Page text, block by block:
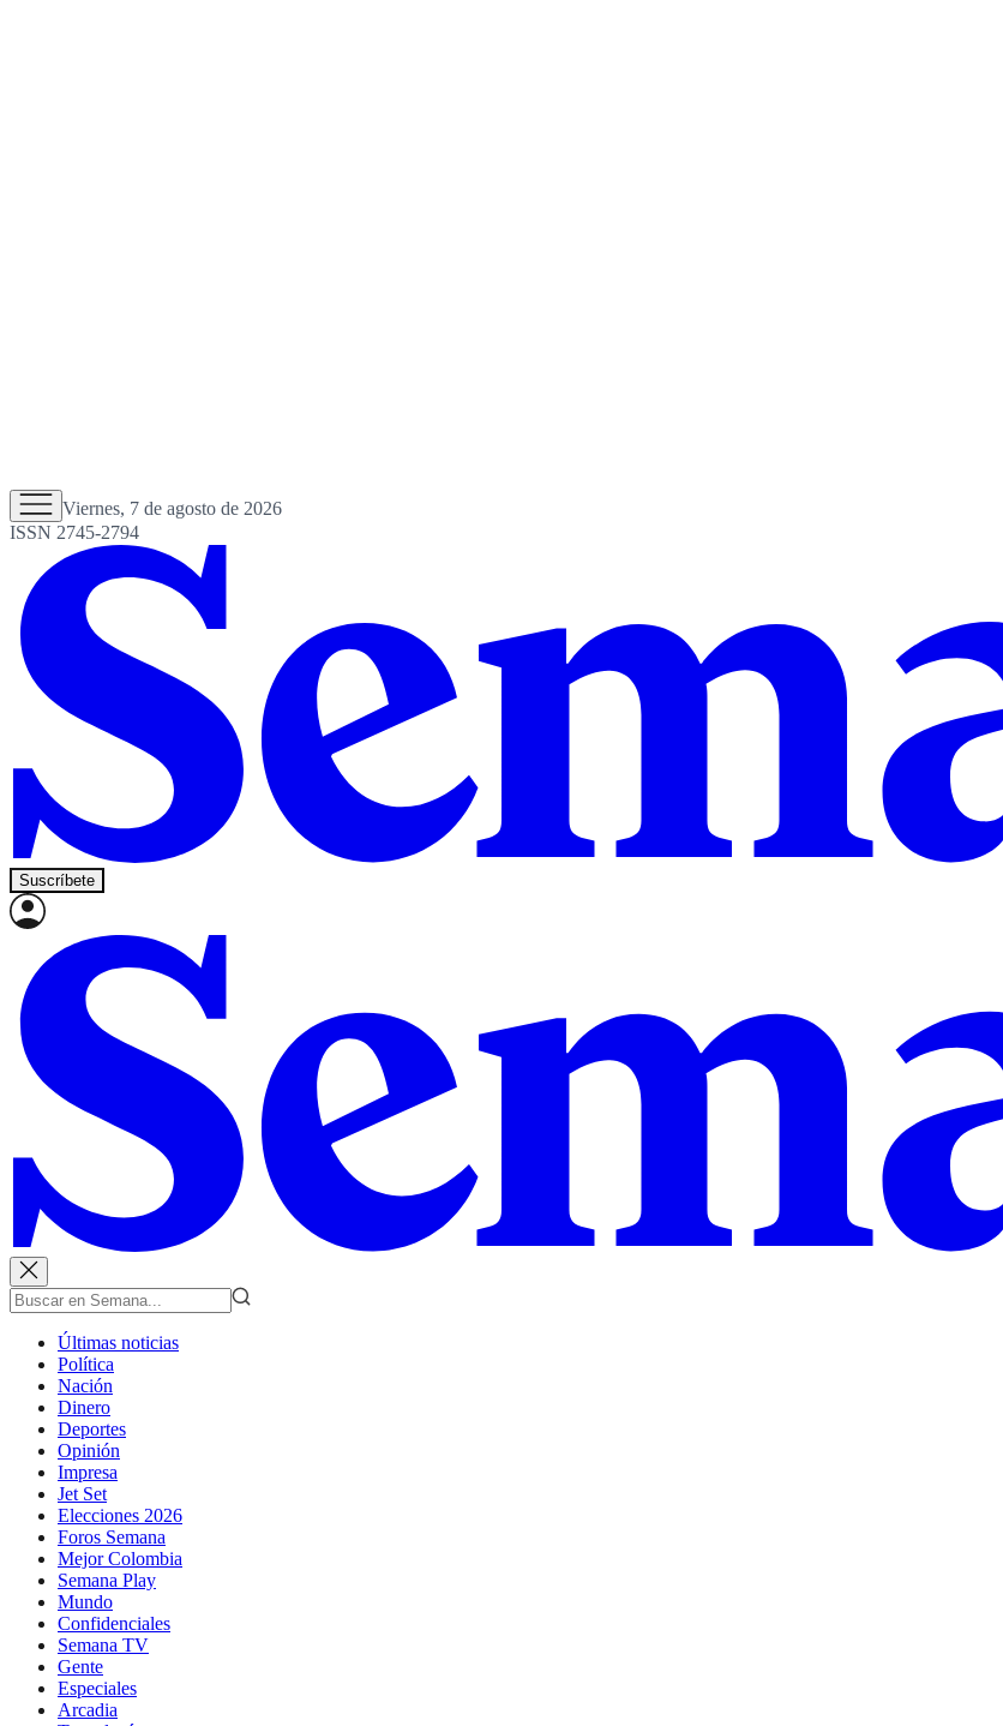
Viernes, 7 de agosto de 2026
ISSN 2745-2794
Suscríbete
Últimas noticias
Política
Nación
Dinero
Deportes
Opinión
Impresa
Jet Set
Elecciones 2026
Foros Semana
Mejor Colombia
Semana Play
Mundo
Confidenciales
Semana TV
Gente
Especiales
Arcadia